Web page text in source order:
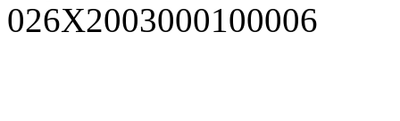
026X2003000100006